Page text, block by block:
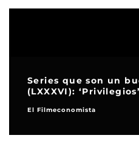
Series que son un
(LXXXVI):
El Filmeconomista